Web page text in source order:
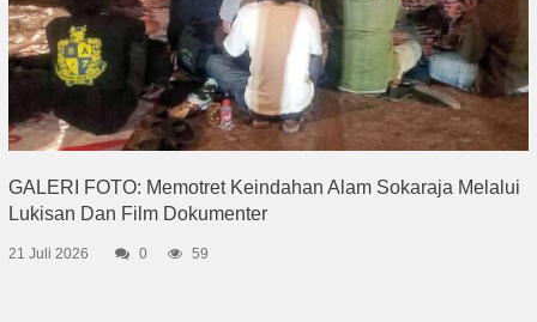
GALERI FOTO: Memotret Keindahan Alam Sokaraja Melalui
Lukisan Dan Film Dokumenter
21 Juli 2026 0 59